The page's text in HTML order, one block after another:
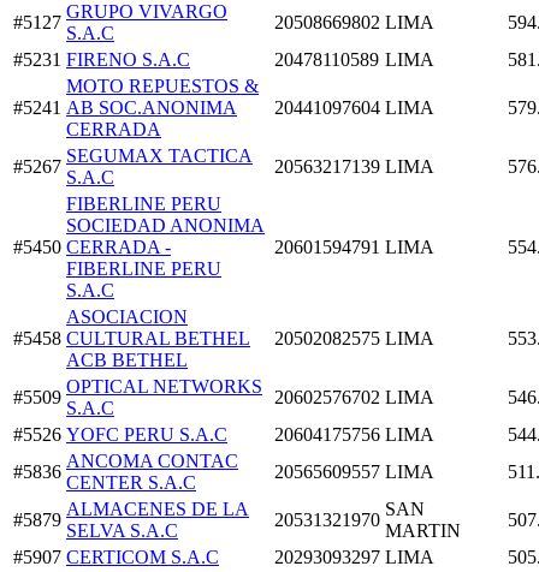
#5127
GRUPO VIVARGO
S.A.C
20508669802 LIMA
#5231 FIRENO S.A.C 20478110589 LIMA
#5241
MOTO REPUESTOS &
AB SOC.ANONIMA
CERRADA
20441097604 LIMA
#5267
SEGUMAX TACTICA
S.A.C
20563217139 LIMA
#5450
FIBERLINE PERU
SOCIEDAD ANONIMA
CERRADA -
FIBERLINE PERU
S.A.C
20601594791 LIMA
#5458
ASOCIACION
CULTURAL BETHEL
ACB BETHEL
20502082575 LIMA
#5509
OPTICAL NETWORKS
S.A.C
20602576702 LIMA
#5526 YOFC PERU S.A.C 20604175756 LIMA
#5836
ANCOMA CONTAC
CENTER S.A.C
20565609557 LIMA
#5879
ALMACENES DE LA
SELVA S.A.C
20531321970
SAN
MARTIN
#5907 CERTICOM S.A.C 20293093297 LIMA